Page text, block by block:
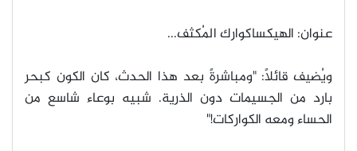
عنوان: الهيكساكوارك المُكثف...
ويُضيف قائلاً: "ومباشرةً بعد هذا الحدث، كان الكون كبحر
بارد من الجسيمات دون الذرية. شبيه بوعاء شاسع من
الحساء ومعه الكواركات!"